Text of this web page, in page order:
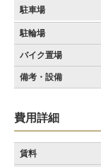
駐車場
駐輪場
バイク置場
備考・設備
費用詳細
賃料